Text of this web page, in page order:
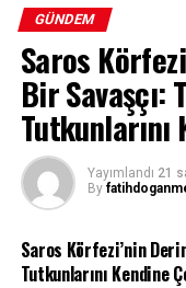
Bir Yıllık
Kaybı
Batman’da 7
alınamayan 31
soruşturmada
titizlikle yürütülen
kurban gitmiş
tutuklanarak
GÜNDEM
Saros
Bir Savaşçı:
Yayımlandı 21
By
Saros Körfezi’nin
Tutkunlarını Kendine